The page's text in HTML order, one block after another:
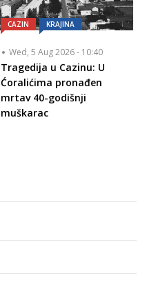
CAZIN KRAJINA
Wed, 5 Aug 2026 - 10:40
Tragedija u Cazinu: U
Ćoralićima pronađen
mrtav 40-godišnji
muškarac